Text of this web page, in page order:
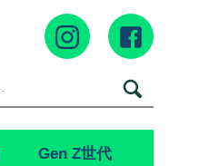
Gen Z世代